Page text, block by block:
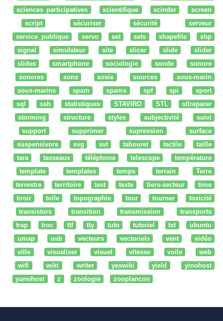
sciences participatives
scientifique scinder
screen
script
sécuriser sécurité
serveur
service_publique
servo set sets shapefile
shp
signal
simulateur site slicer slide
slider
slides
smartphone sociologie sonde
sonore
sonores
sons sosie sources
sous-marin
sous-marins
spam spams spf spi
sport
sql
ssh statistiques STAVIRO STL
stlreparer
storming
structure styles subjectivité
suivi
support
supprimer supression
surface
suspensivore
svg svt tabouret tactile
taille
tara
tasseaux téléphone telescope
température
template
templates temps terrain
Terre
terrestre
territoire test texte tiers-secteur
time
tiroir
toile topographie tour tourner
toxicité
transistors
transition transmission
transports
trap
troc ttf tty tuto tutoriel txt
ubuntu
umap
usb vecteurs vectoriels vent
vidéo
ville
visualiser visuel vitesse voile
web
wifi
wiki writer yeswiki yield
yinohost
yunohost
z zoologie zooplancon